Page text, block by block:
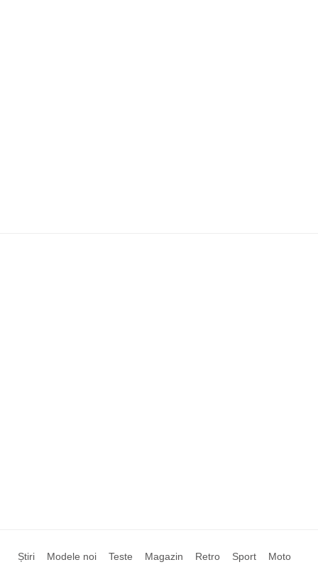
Știri Modele noi Teste Magazin Retro Sport Moto